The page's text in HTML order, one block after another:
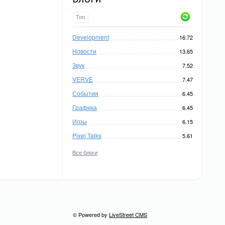
Топ
Development 16.72
Новости 13.65
Звук 7.52
VERVE 7.47
События 6.45
Графика 6.45
Игры 6.15
Pixel Talks 5.61
Все блоги
© Powered by LiveStreet CMS